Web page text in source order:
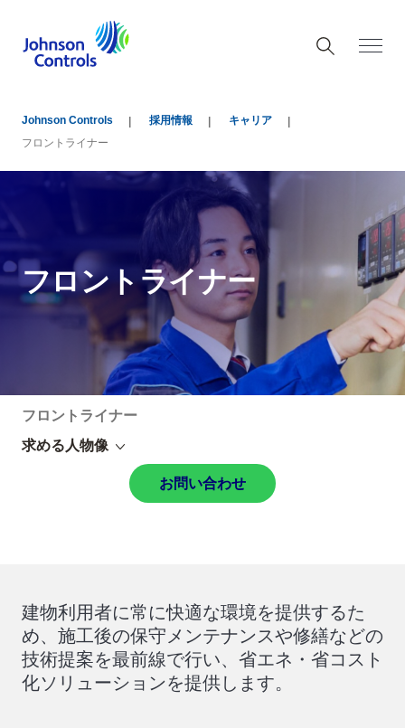
Johnson Controls 採用情報
キャリア
フロントライナー
フロントライナー
フロントライナー
求める人物像
お問い合わせ
建物利用者に常に快適な環境を提供するた
め、施工後の保守メンテナンスや修繕などの
技術提案を最前線で行い、省エネ・省コスト
化ソリューションを提供します。